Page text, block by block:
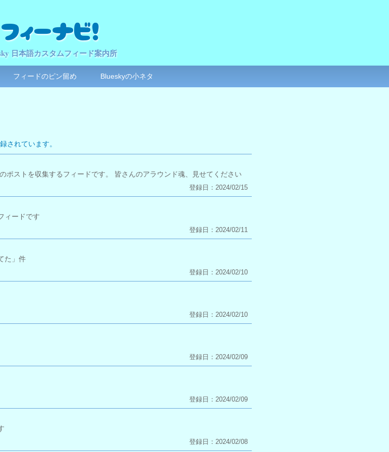
フィーナビ！
日本語カスタムフィード案内所
フィードのピン留め Blueskyの小ネタ
されています。
ストを収集するフィードです。 皆さんのアラウンド魂、見せてください
登録日：2024/02/15
ィードです
登録日：2024/02/11
た」件
登録日：2024/02/10
登録日：2024/02/10
登録日：2024/02/09
登録日：2024/02/09
登録日：2024/02/08